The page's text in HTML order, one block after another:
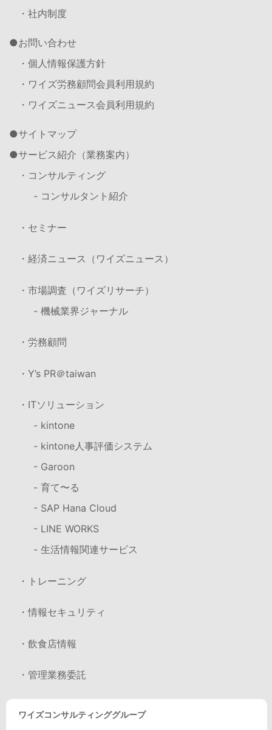
・社内制度
お問い合わせ
・個人情報保護方針
・ワイズ労務顧問会員利用規約
・ワイズニュース会員利用規約
サイトマップ
サービス紹介（業務案内）
・コンサルティング
- コンサルタント紹介
・セミナー
・経済ニュース（ワイズニュース）
・市場調査（ワイズリサーチ）
- 機械業界ジャーナル
・労務顧問
・Y’s PR＠taiwan
・ITソリューション
- kintone
- kintone人事評価システム
- Garoon
- 育て〜る
- SAP Hana Cloud
- LINE WORKS
- 生活情報関連サービス
・トレーニング
・情報セキュリティ
・飲食店情報
・管理業務委託
ワイズコンサルティンググループ